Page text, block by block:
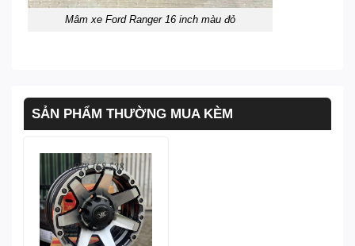
Mâm xe Ford Ranger 16 inch màu đỏ
SẢN PHẨM THƯỜNG MUA KÈM